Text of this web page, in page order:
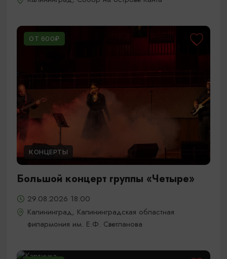
ОТ 600₽
КОНЦЕРТЫ
Большой концерт группы «Четыре»
29.08.2026 18:00
Калининград, Калининградская областная
филармония им. Е.Ф. Светланова